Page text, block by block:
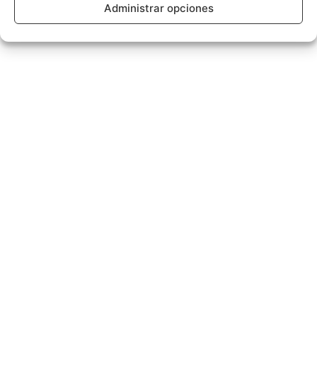
Administrar opciones